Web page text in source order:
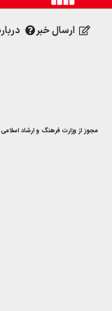
ارسال خبر
مجوز از وزارت فرهنگ و ارشاد اسلامی